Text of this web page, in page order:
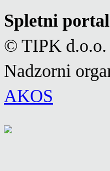
Spletni
© TIPK d.o.o.
Nadzorni
AKOS